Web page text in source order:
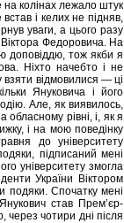
на колінах лежало штук
і келих не підняв,
уваги, а цього разу
Федоровича. На
доповіддю, тож якби я
Ніхто начебто і не
взяти відмовилися — ці
Януковича і його
Але, як виявилось,
обласному рівні, і, як я
і на мою поведінку
до університету
підписаний мені
університету змогла
України Віктором
подяки. Спочатку мені
став Прем’єр-
через чотири дні після